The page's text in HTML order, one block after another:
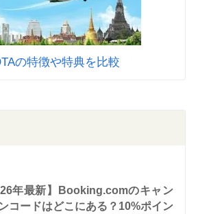
の特徴や特典を比較
年最新】Booking.comのキャン
コードはどこにある？10%ポイン